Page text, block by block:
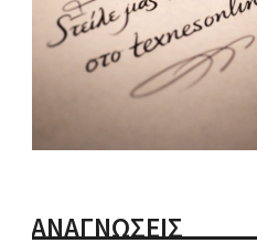
ΑΝΑΓΝΩΣΕΙΣ